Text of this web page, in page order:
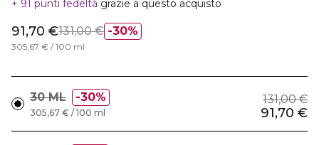
91 punti fedeltà grazie a questo acquisto
30%
91,70 €131,00 €
305,67 € / 100 ml
30 ML 30% 131,00 €
91,70 €
305,67 € / 100 ml